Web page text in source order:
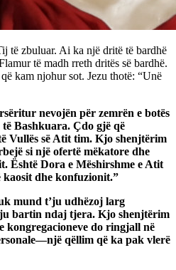
të zbuluar. Ai ka një dritë të bardhë
të madh rreth dritës së bardhë.
kam njohur sot. Jezu thotë: “Unë
nevojën për zemrën e botës
Bashkuara. Çdo gjë që
Vullës së Atit tim. Kjo shenjtërim
si një ofertë mëkatore dhe
Është Dora e Mëshirshme e Atit
kaosit dhe konfuzionit.”
mund t’ju udhëzoj larg
ju bartin ndaj tjera. Kjo shenjtërim
kongregacioneve do ringjall në
qëllim që ka pak vlerë